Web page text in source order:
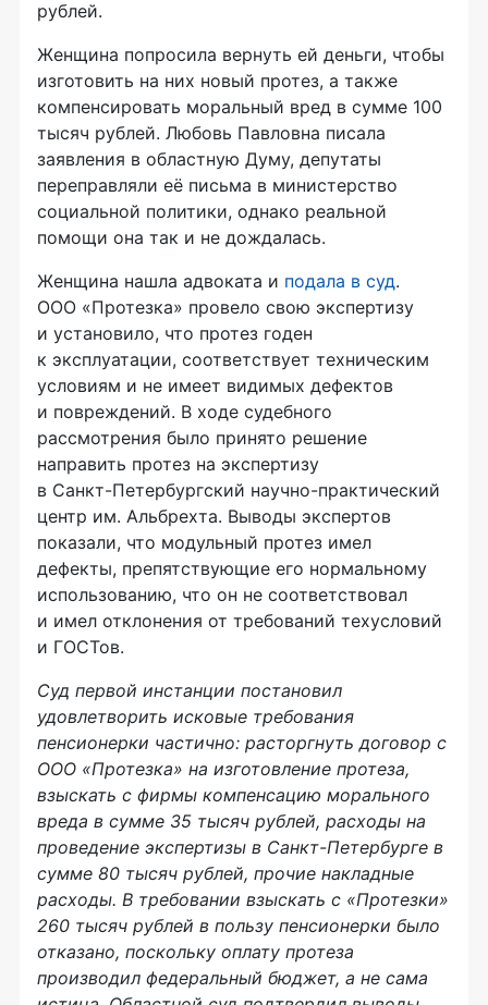
рублей.
Женщина попросила вернуть ей деньги, чтобы
изготовить на них новый протез, а также
компенсировать моральный вред в сумме 100
тысяч рублей. Любовь Павловна писала
заявления в областную Думу, депутаты
переправляли её письма в министерство
социальной политики, однако реальной
помощи она так и не дождалась.
Женщина нашла адвоката и подала в суд.
ООО «Протезка» провело свою экспертизу
и установило, что протез годен
к эксплуатации, соответствует техническим
условиям и не имеет видимых дефектов
и повреждений. В ходе судебного
рассмотрения было принято решение
направить протез на экспертизу
в Санкт-Петербургский научно-практический
центр им. Альбрехта. Выводы экспертов
показали, что модульный протез имел
дефекты, препятствующие его нормальному
использованию, что он не соответствовал
и имел отклонения от требований техусловий
и ГОСТов.
Суд первой инстанции постановил
удовлетворить исковые требования
пенсионерки частично: расторгнуть договор с
ООО «Протезка» на изготовление протеза,
взыскать с фирмы компенсацию морального
вреда в сумме 35 тысяч рублей, расходы на
проведение экспертизы в Санкт-Петербурге в
сумме 80 тысяч рублей, прочие накладные
расходы. В требовании взыскать с «Протезки»
260 тысяч рублей в пользу пенсионерки было
отказано, поскольку оплату протеза
производил федеральный бюджет, а не сама